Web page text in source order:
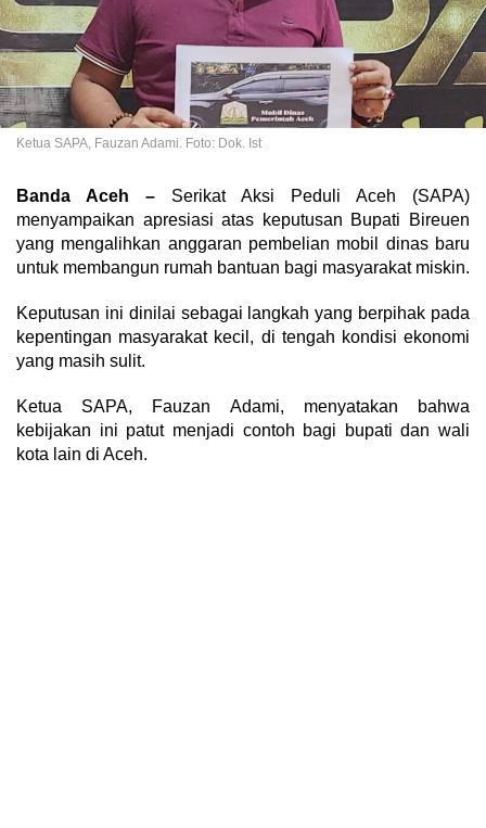
Ketua SAPA, Fauzan Adami. Foto: Dok. Ist
Banda Aceh – Serikat Aksi Peduli Aceh (SAPA)
menyampaikan apresiasi atas keputusan Bupati Bireuen
yang mengalihkan anggaran pembelian mobil dinas baru
untuk membangun rumah bantuan bagi masyarakat miskin.
Keputusan ini dinilai sebagai langkah yang berpihak pada
kepentingan masyarakat kecil, di tengah kondisi ekonomi
yang masih sulit.
Ketua SAPA, Fauzan Adami, menyatakan bahwa
kebijakan ini patut menjadi contoh bagi bupati dan wali
kota lain di Aceh.